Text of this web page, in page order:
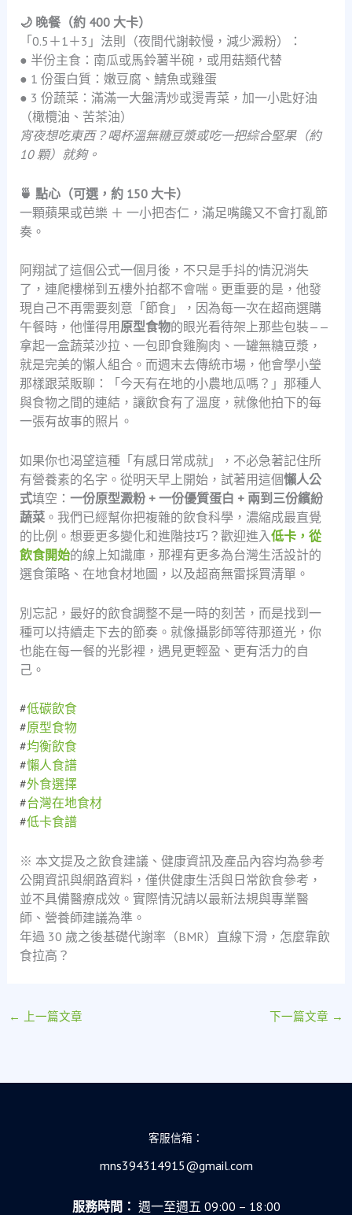
🌙 晚餐（約 400 大卡）
「0.5＋1＋3」法則（夜間代謝較慢，減少澱粉）：
● 半份主食：南瓜或馬鈴薯半碗，或用菇類代替
● 1 份蛋白質：嫩豆腐、鯖魚或雞蛋
● 3 份蔬菜：滿滿一大盤清炒或燙青菜，加一小匙好油
（橄欖油、苦茶油）
宵夜想吃東西？喝杯溫無糖豆漿或吃一把綜合堅果（約
10 顆）就夠。
🍵 點心（可選，約 150 大卡）
一顆蘋果或芭樂 ＋ 一小把杏仁，滿足嘴饞又不會打亂節
奏。
阿翔試了這個公式一個月後，不只是手抖的情況消失
了，連爬樓梯到五樓外拍都不會喘。更重要的是，他發
現自己不再需要刻意「節食」，因為每一次在超商選購
午餐時，他懂得用 原型食物的眼光看待架上那些包裝——
拿起一盒蔬菜沙拉、一包即食雞胸肉、一罐無糖豆漿，
就是完美的懶人組合。而週末去傳統市場，他會學小瑩
那樣跟菜販聊：「今天有在地的小農地瓜嗎？」那種人
與食物之間的連結，讓飲食有了溫度，就像他拍下的每
一張有故事的照片。
如果你也渴望這種「有感日常成就」，不必急著記住所
有營養素的名字。從明天早上開始，試著用這個懶人公
式填空： 一份原型澱粉 + 一份優質蛋白 + 兩到三份繽紛
蔬菜。我們已經幫你把複雜的飲食科學，濃縮成最直覺
的比例。想要更多變化和進階技巧？歡迎進入低卡，從
飲食開始的線上知識庫，那裡有更多為台灣生活設計的
選食策略、在地食材地圖，以及超商無雷採買清單。
別忘記，最好的飲食調整不是一時的刻苦，而是找到一
種可以持續走下去的節奏。就像攝影師等待那道光，你
也能在每一餐的光影裡，遇見更輕盈、更有活力的自
己。
#低碳飲食
#原型食物
#均衡飲食
#懶人食譜
#外食選擇
#台灣在地食材
#低卡食譜
※ 本文提及之飲食建議、健康資訊及產品內容均為參考
公開資訊與網路資料，僅供健康生活與日常飲食參考，
並不具備醫療成效。實際情況請以最新法規與專業醫
師、營養師建議為準。
年過 30 歲之後基礎代謝率（BMR）直線下滑，怎麼靠飲
食拉高？
← 上一篇文章 下一篇文章 →
客服信箱：
mns394314915@gmail.com
服務時間： 週一至週五 09:00 – 18:00